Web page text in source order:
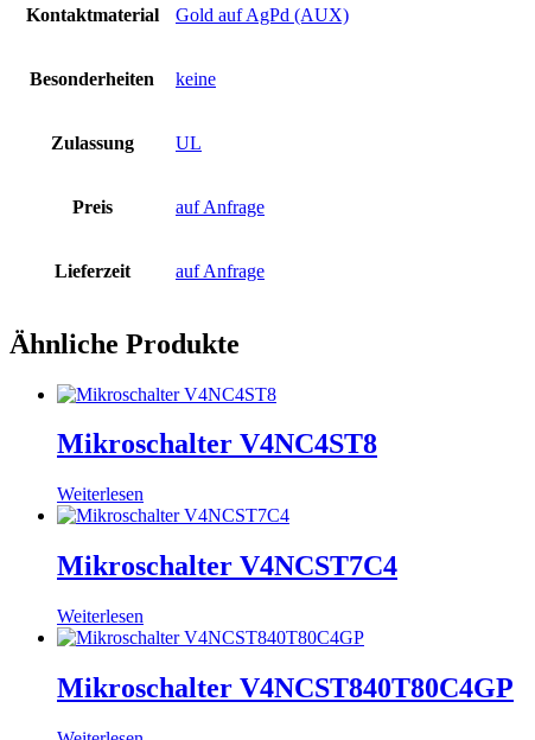
Kontaktmaterial Gold auf AgPd (AUX)
Besonderheiten keine
Zulassung UL
Preis auf Anfrage
Lieferzeit auf Anfrage
Ähnliche Produkte
Mikroschalter V4NC4ST8
Weiterlesen
Mikroschalter V4NCST7C4
Weiterlesen
Mikroschalter V4NCST840T80C4GP